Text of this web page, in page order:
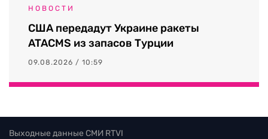
НОВОСТИ
США передадут Украине ракеты
ATACMS из запасов Турции
09.08.2026 / 10:59
Выходные данные СМИ RTVI